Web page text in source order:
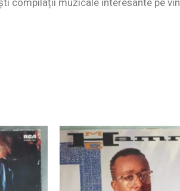
compilații muzicale interesante pe